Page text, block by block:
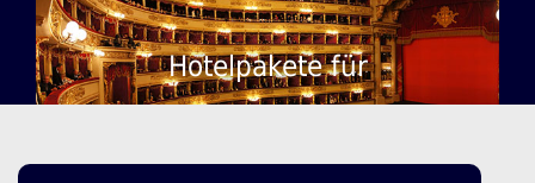
Hotelpakete für